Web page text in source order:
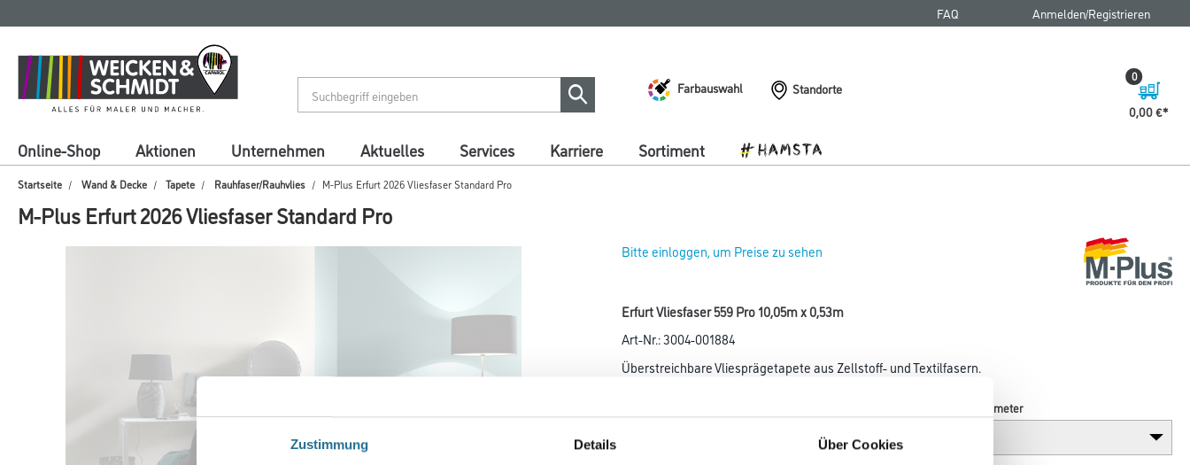
Zustimmung Details Über Cookies
springen
springen
FAQ Anmelden/Registrieren
Farbauswahl
Standorte
0,00 €
0
Online-Shop Aktionen Unternehmen Aktuelles Services Karriere Sortiment
Startseite Wand & Decke Tapete Rauhfaser/Rauhvlies M-Plus Erfurt 2026 Vliesfaser Standard Pro
M-Plus Erfurt 2026 Vliesfaser Standard Pro
Bitte einloggen, um Preise zu sehen
Erfurt Vliesfaser 559 Pro 10,05m x 0,53m
Art-Nr.:3004-001884
Überstreichbare Vliesprägetapete aus Zellstoff- und Textilfasern.
Länge in centimeter